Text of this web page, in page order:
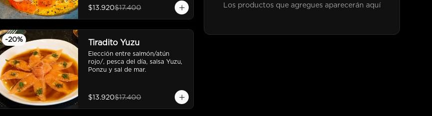
$13.920$17.400
-20% Tiradito Yuzu
Elección entre salmón/atún
rojo/, pesca del día, salsa Yuzu,
Ponzu y sal de mar.
$13.920$17.400
Los productos que agregues aparecerán aquí